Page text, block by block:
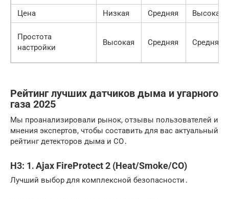
Цена Низкая Средняя Высокая
Простота
настройки
Высокая Средняя Средняя
Рейтинг лучших датчиков дыма и угарного
газа 2025
Мы проанализировали рынок, отзывы пользователей и
мнения экспертов, чтобы составить для вас актуальный
рейтинг детекторов дыма и CO․
H3: 1․ Ajax FireProtect 2 (Heat/Smoke/CO)
Лучший выбор для комплексной безопасности․